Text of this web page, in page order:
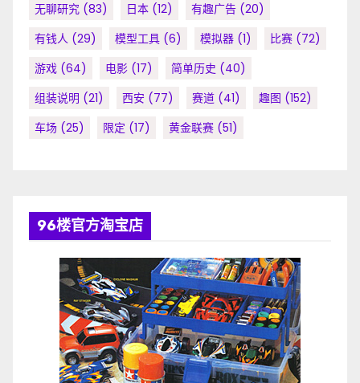
无聊研究 (83) 日本 (12) 有趣广告 (20)
有钱人 (29) 模型工具 (6) 模拟器 (1) 比赛 (72)
游戏 (64) 电影 (17) 简单历史 (40)
组装说明 (21) 西安 (77) 赛道 (41) 趣图 (152)
车场 (25) 限定 (17) 黄金联赛 (51)
96楼官方淘宝店